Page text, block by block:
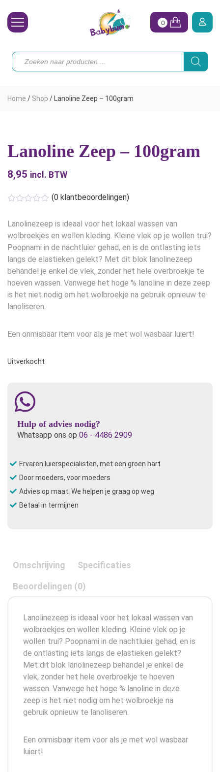
Toebehoren
Onze merken
Hoe begin ik?
0
Producten
zoeken
Home / Shop / Lanoline Zeep – 100gram
Lanoline Zeep – 100gram
8,95 incl. BTW
(0 klantbeoordelingen)
Lanolinezeep is ideaal voor het lokaal wassen van
wolbroekjes en wollen kleding. Kleine vlek op je wollen trui?
Poopnami in de nachtluier gehad, en is de ontlasting iets
langs de elastieken gelekt? Met dit blok lanolinezeep
behandel je enkel de vlek, zonder het hele overbroekje te
hoeven wassen. Vanwege het hoge % lanoline in deze zeep
is het niet nodig om het wolbroekje na gebruik opnieuw te
lanoliseren.
Een onmisbaar item voor als je met wol wasbaar luiert!
Uitverkocht
Hulp of advies nodig?
Whatsapp ons op 06 - 4486 2909
Ervaren luierspecialisten, met een groen hart
Door moeders, voor moeders
Advies op maat. We helpen je graag op weg
Betaal in termijnen
Omschrijving Specificaties
Beoordelingen (0)
Lanolinezeep is ideaal voor het lokaal wassen van
wolbroekjes en wollen kleding. Kleine vlek op je
wollen trui? Poopnami in de nachtluier gehad, en is
de ontlasting iets langs de elastieken gelekt?
Met dit blok lanolinezeep behandel je enkel de
vlek, zonder het hele overbroekje te hoeven
wassen. Vanwege het hoge % lanoline in deze
zeep is het niet nodig om het wolbroekje na
gebruik opnieuw te lanoliseren.
Een onmisbaar item voor als je met wol wasbaar
luiert!